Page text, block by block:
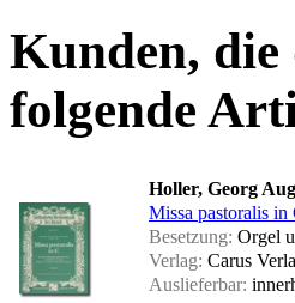
Kunden, die
folgende
Holler, Georg
Missa pastoralis in
Besetzung: Orgel
Verlag: Carus
Auslieferbar: